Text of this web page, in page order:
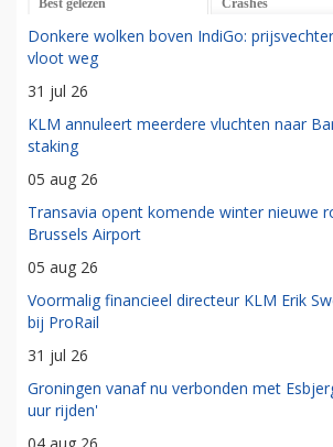
Best gelezen Crashes
Donkere wolken boven IndiGo:
vloot weg
31 jul 26
KLM annuleert meerdere vluchten naar
staking
05 aug 26
Transavia opent komende winter nieuwe
Brussels Airport
05 aug 26
Voormalig financieel directeur KLM Erik
bij ProRail
31 jul 26
Groningen vanaf nu verbonden met
uur rijden'